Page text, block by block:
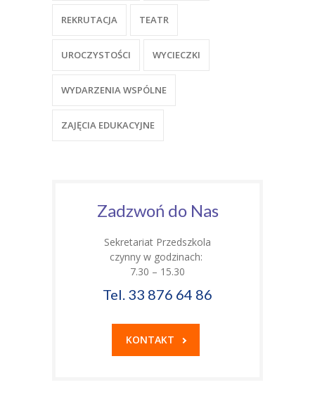
REKRUTACJA TEATR
UROCZYSTOŚCI WYCIECZKI
WYDARZENIA WSPÓLNE
ZAJĘCIA EDUKACYJNE
Zadzwoń do Nas
Sekretariat Przedszkola
czynny w godzinach:
7.30 – 15.30
Tel. 33 876 64 86
KONTAKT